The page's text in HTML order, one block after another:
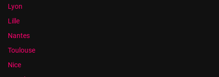
Lyon
Lille
Nantes
Toulouse
Nice